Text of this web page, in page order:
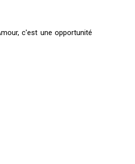
c'est une opportunité